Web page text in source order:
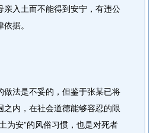
入土而不能得到安宁，有违公
据。
法是不妥的，但鉴于张某已将
内，在社会道德能够容忍的限
为安”的风俗习惯，也是对死者